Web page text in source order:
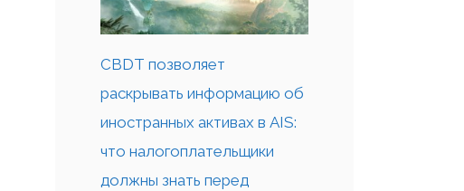
CBDT позволяет
раскрывать информацию об
иностранных активах в AIS:
что налогоплательщики
должны знать перед